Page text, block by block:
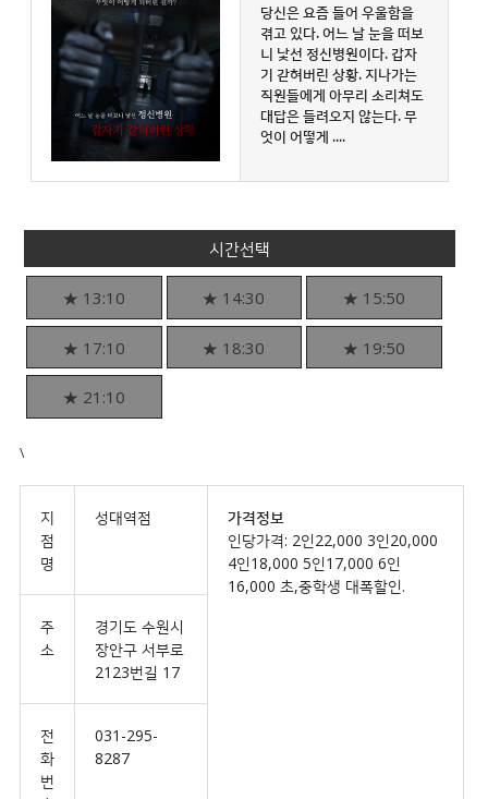
당신은 요즘 들어 우울함을
겪고 있다. 어느 날 눈을 떠보
니 낯선 정신병원이다. 갑자
기 갇혀버린 상황. 지나가는
직원들에게 아무리 소리쳐도
대답은 들려오지 않는다. 무
엇이 어떻게 ....
시간선택
★ 13:10 ★ 14:30 ★ 15:50
★ 17:10 ★ 18:30 ★ 19:50
★ 21:10
\
지
점
명
성대역점
가격정보
인당가격: 2인22,000 3인20,000
4인18,000 5인17,000 6인
16,000 초,중학생 대폭할인.
주
소
경기도 수원시
장안구 서부로
2123번길 17
전
화
번
031-295-
8287